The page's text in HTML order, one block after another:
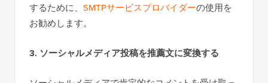
するために、 SMTPサービスプロバイダーの使用を
お勧めします。
3. ソーシャルメディア投稿を推薦文に変換する